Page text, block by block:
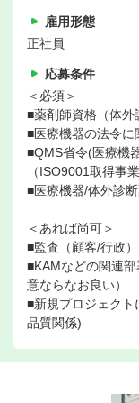
雇用形態
正社員
応募条件
＜必須＞
■薬剤師資格（体外
■医療機器の法令に
■QMS省令(医療機
（ISO9001取得事
■医療機器/体外診
＜あれば尚可＞
■監査（顧客/行政
■KAMなどの関連
意ならなお良い）
■新規プロジェクト
品質関係)